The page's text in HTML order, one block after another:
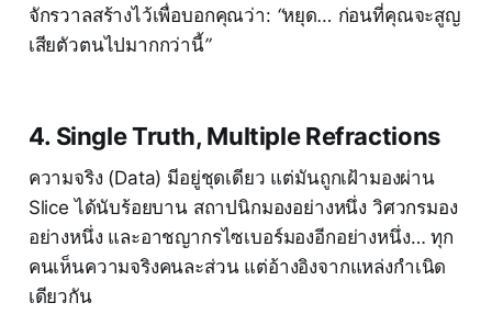
จักรวาลสร้างไว้เพื่อบอกคุณว่า: “หยุด… ก่อนที่คุณจะสูญ
เสียตัวตนไปมากกว่านี้”
4. Single Truth, Multiple Refractions
ความจริง (Data) มีอยู่ชุดเดียว แต่มันถูกเฝ้ามองผ่าน
Slice ได้นับร้อยบาน สถาปนิกมองอย่างหนึ่ง วิศวกรมอง
อย่างหนึ่ง และอาชญากรไซเบอร์มองอีกอย่างหนึ่ง… ทุก
คนเห็นความจริงคนละส่วน แต่อ้างอิงจากแหล่งกำเนิด
เดียวกัน